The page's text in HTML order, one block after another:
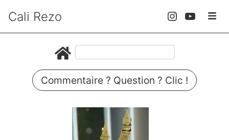
Cali Rezo
Commentaire ? Question ? Clic !